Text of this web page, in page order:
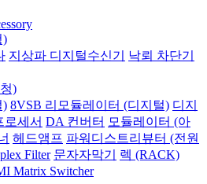
)
지상파 디지털수신기
낙뢰 차단기
)
) 8VSB 리모듈레이터 (디지털) 디지
로세서 DA 컨버터 모듈레이터 (아
헤드앰프 파워디스트리뷰터 (전원
Filter 문자자막기
렉 (RACK)
Matrix Switcher